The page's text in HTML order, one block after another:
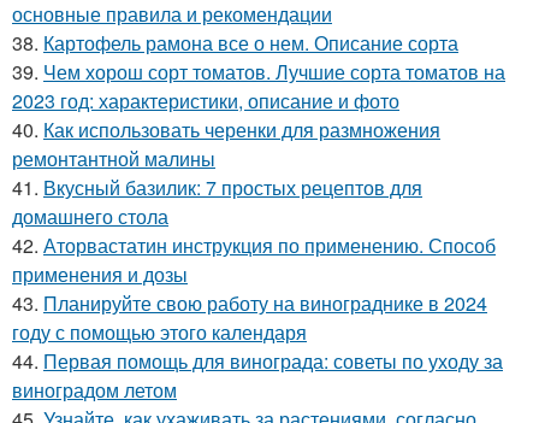
основные правила и рекомендации
38. Картофель рамона все о нем. Описание сорта
39. Чем хорош сорт томатов. Лучшие сорта томатов на
2023 год: характеристики, описание и фото
40. Как использовать черенки для размножения
ремонтантной малины
41. Вкусный базилик: 7 простых рецептов для
домашнего стола
42. Аторвастатин инструкция по применению. Способ
применения и дозы
43. Планируйте свою работу на винограднике в 2024
году с помощью этого календаря
44. Первая помощь для винограда: советы по уходу за
виноградом летом